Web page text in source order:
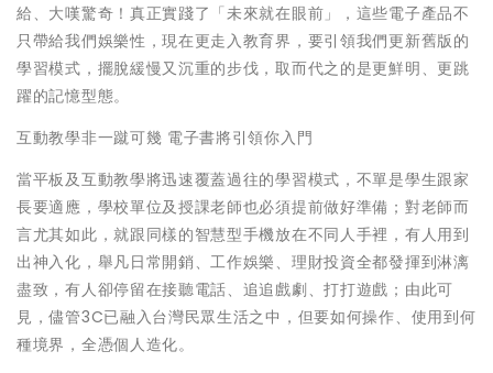
給、大嘆驚奇！真正實踐了「未來就在眼前」，這些電子產品不
只帶給我們娛樂性，現在更走入教育界，要引領我們更新舊版的
學習模式，擺脫緩慢又沉重的步伐，取而代之的是更鮮明、更跳
躍的記憶型態。
互動教學非一蹴可幾 電子書將引領你入門
當平板及互動教學將迅速覆蓋過往的學習模式，不單是學生跟家
長要適應，學校單位及授課老師也必須提前做好準備；對老師而
言尤其如此，就跟同樣的智慧型手機放在不同人手裡，有人用到
出神入化，舉凡日常開銷、工作娛樂、理財投資全都發揮到淋漓
盡致，有人卻停留在接聽電話、追追戲劇、打打遊戲；由此可
見，儘管3C已融入台灣民眾生活之中，但要如何操作、使用到何
種境界，全憑個人造化。